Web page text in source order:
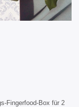
Fingerfood-Box für 2